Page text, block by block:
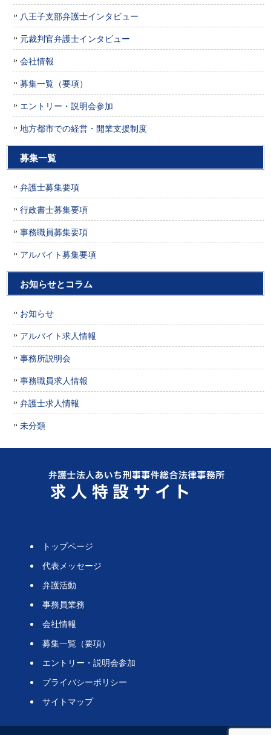
八王子支部弁護士インタビュー
元裁判官弁護士インタビュー
会社情報
募集一覧（要項）
エントリー・説明会参加
地方都市での経営・開業支援制度
募集一覧
弁護士募集要項
行政書士募集要項
事務職員募集要項
アルバイト募集要項
お知らせとコラム
お知らせ
アルバイト求人情報
事務所説明会
事務職員求人情報
弁護士求人情報
未分類
トップページ
代表メッセージ
弁護活動
事務員業務
会社情報
募集一覧（要項）
エントリー・説明会参加
プライバシーポリシー
サイトマップ